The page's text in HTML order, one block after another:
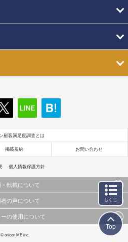
顧客満足度調査とは
掲載規約 お問い合わせ
個人情報保護方針
・転載について
真、イラスト、画像データ等）及びこれらの配置・
複製などの二次利用を行うことは固く禁じており
の声について
ビスの利用者が提出された見解・感想です。
ただいた上でご覧ください。
ーの使用について
ーに合わせたコンテンツや広告の表示、ソーシャル
© oricon ME inc.
もくじ
Top